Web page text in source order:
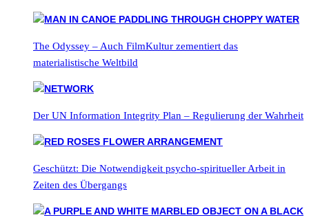
The Odyssey – Auch FilmKultur zementiert das
materialistische Weltbild
Der UN Information Integrity Plan – Regulierung der Wahrheit
Geschützt: Die Notwendigkeit psycho-spiritueller Arbeit in
Zeiten des Übergangs